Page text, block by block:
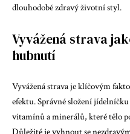
dlouhodobě zdravý životní styl.
Vyvážená strava
hubnutí
Vyvážená strava je klíčovým
efektu. Správné složení
vitamínů a minerálů, které tělo